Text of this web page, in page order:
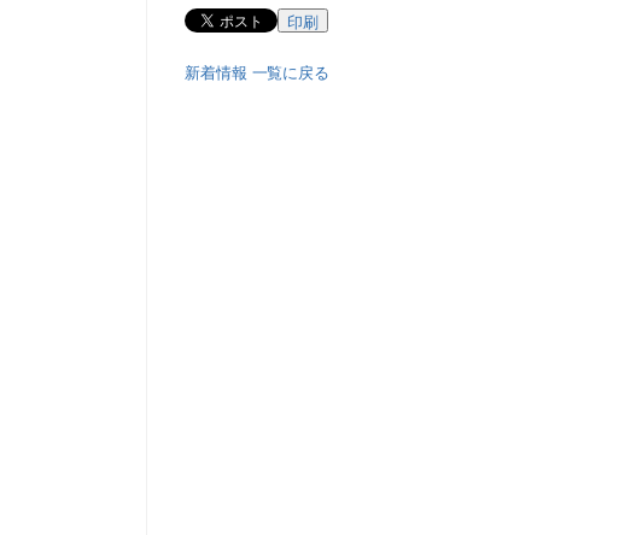
印刷
新着情報 一覧に戻る